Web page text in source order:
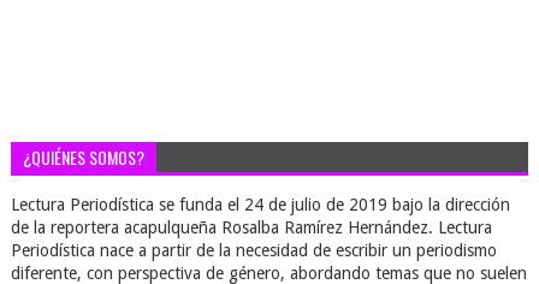
¿QUIÉNES SOMOS?
Lectura Periodística se funda el 24 de julio de 2019 bajo la dirección
de la reportera acapulqueña Rosalba Ramírez Hernández. Lectura
Periodística nace a partir de la necesidad de escribir un periodismo
diferente, con perspectiva de género, abordando temas que no suelen